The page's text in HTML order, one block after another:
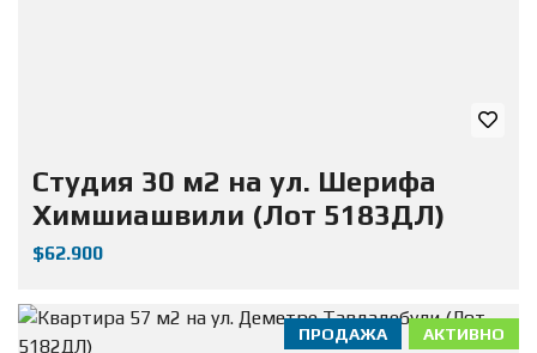
Студия 30 м2 на ул. Шерифа
Химшиашвили (Лот 5183ДЛ)
$62.900
АКТИВНО
ПРОДАЖА